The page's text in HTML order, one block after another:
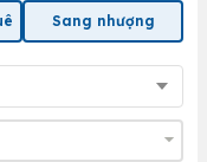
Sang nhượng